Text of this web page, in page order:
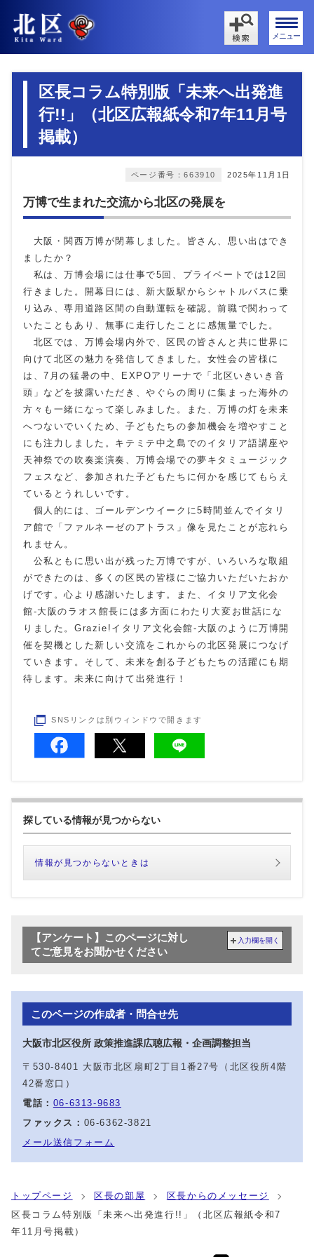
メニュー
区長コラム特別版「未来へ出発進
行!!」（北区広報紙令和7年11月号
掲載）
2025年11月1日
ページ番号：663910
万博で生まれた交流から北区の発展を
大阪・関西万博が閉幕しました。皆さん、思い出はでき
ましたか？
私は、万博会場には仕事で5回、プライベートでは12回
行きました。開幕日には、新大阪駅からシャトルバスに乗
り込み、専用道路区間の自動運転を確認。前職で関わって
いたこともあり、無事に走行したことに感無量でした。
北区では、万博会場内外で、区民の皆さんと共に世界に
向けて北区の魅力を発信してきました。女性会の皆様に
は、7月の猛暑の中、EXPOアリーナで「北区いきいき音
頭」などを披露いただき、やぐらの周りに集まった海外の
方々も一緒になって楽しみました。また、万博の灯を未来
へつないでいくため、子どもたちの参加機会を増やすこと
にも注力しました。キテミテ中之島でのイタリア語講座や
天神祭での吹奏楽演奏、万博会場での夢キタミュージック
フェスなど、参加された子どもたちに何かを感じてもらえ
ているとうれしいです。
個人的には、ゴールデンウイークに5時間並んでイタリ
ア館で「ファルネーゼのアトラス」像を見たことが忘れら
れません。
公私ともに思い出が残った万博ですが、いろいろな取組
ができたのは、多くの区民の皆様にご協力いただいたおか
げです。心より感謝いたします。また、イタリア文化会
館-大阪のラオス館長には多方面にわたり大変お世話にな
りました。Grazie!イタリア文化会館-大阪のように万博開
催を契機とした新しい交流をこれからの北区発展につなげ
ていきます。そして、未来を創る子どもたちの活躍にも期
待します。未来に向けて出発進行！
SNSリンクは別ウィンドウで開きます
探している情報が見つからない
情報が見つからないときは
【アンケート】このページに対し
てご意見をお聞かせください
入力欄を開く
このページの作成者・問合せ先
大阪市北区役所 政策推進課広聴広報・企画調整担当
〒530-8401 大阪市北区扇町2丁目1番27号（北区役所4階
42番窓口）
電話： 06-6313-9683
ファックス： 06-6362-3821
メール送信フォーム
トップページ 区長の部屋
区長からのメッセージ
区長コラム特別版「未来へ出発進行!!」（北区広報紙令和7
年11月号掲載）